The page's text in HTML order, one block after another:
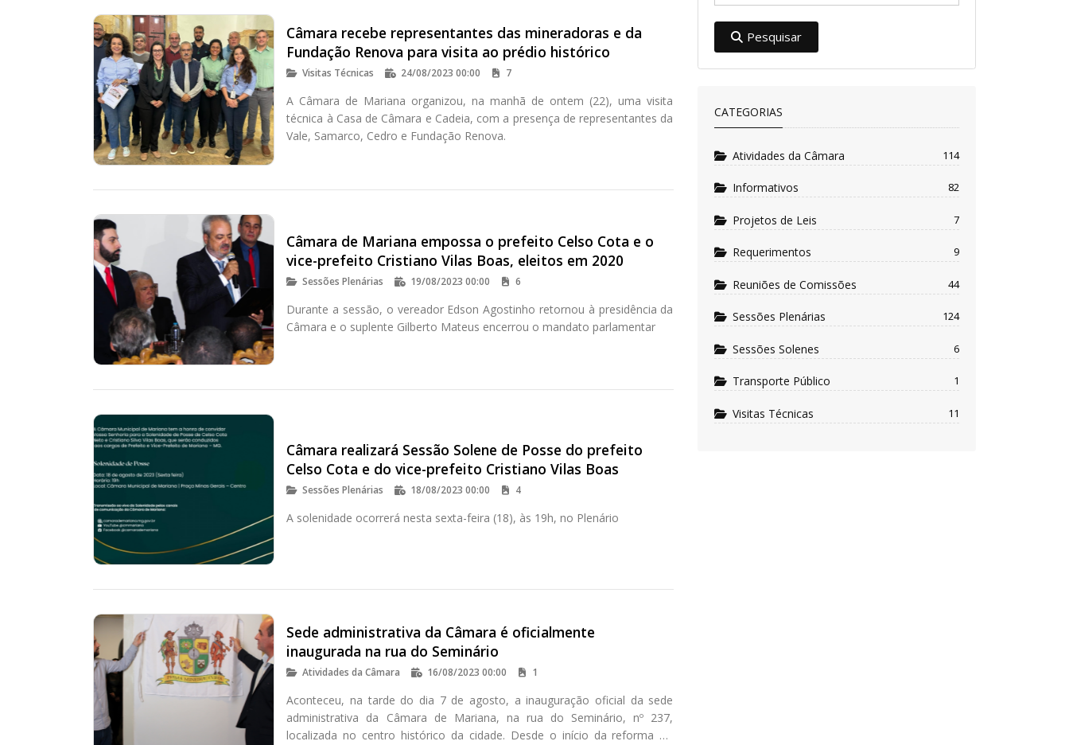
Câmara recebe representantes das mineradoras e da
Fundação Renova para visita ao prédio histórico
Visitas Técnicas 24/08/2023 00:00 7
A Câmara de Mariana organizou, na manhã de ontem (22), uma visita
técnica à Casa de Câmara e Cadeia, com a presença de representantes da
Vale, Samarco, Cedro e Fundação Renova.
Câmara de Mariana empossa o prefeito Celso Cota e o
vice-prefeito Cristiano Vilas Boas, eleitos em 2020
Sessões Plenárias 19/08/2023 00:00 6
Durante a sessão, o vereador Edson Agostinho retornou à presidência da
Câmara e o suplente Gilberto Mateus encerrou o mandato parlamentar
Câmara realizará Sessão Solene de Posse do prefeito
Celso Cota e do vice-prefeito Cristiano Vilas Boas
Sessões Plenárias 18/08/2023 00:00 4
A solenidade ocorrerá nesta sexta-feira (18), às 19h, no Plenário
Sede administrativa da Câmara é oficialmente
inaugurada na rua do Seminário
Atividades da Câmara 16/08/2023 00:00 1
Aconteceu, na tarde do dia 7 de agosto, a inauguração oficial da sede
administrativa da Câmara de Mariana, na rua do Seminário, nº 237,
localizada no centro histórico da cidade. Desde o início da reforma do
Pesquisar
CATEGORIAS
Atividades da Câmara 114
Informativos 82
Projetos de Leis 7
Requerimentos 9
Reuniões de Comissões 44
Sessões Plenárias 124
Sessões Solenes 6
Transporte Público 1
Visitas Técnicas 11